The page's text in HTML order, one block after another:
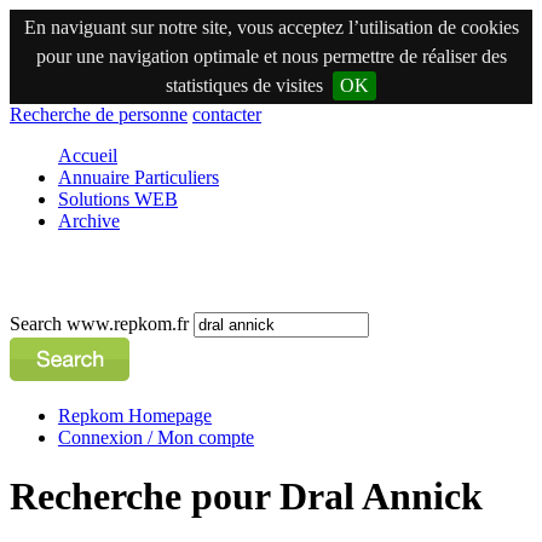
En naviguant sur notre site, vous acceptez l’utilisation de cookies
pour une navigation optimale et nous permettre de réaliser des
statistiques de visites
OK
Recherche de personne contacter
Accueil
Annuaire Particuliers
Solutions WEB
Archive
Search www.repkom.fr
Repkom Homepage
Connexion / Mon compte
Recherche pour Dral Annick